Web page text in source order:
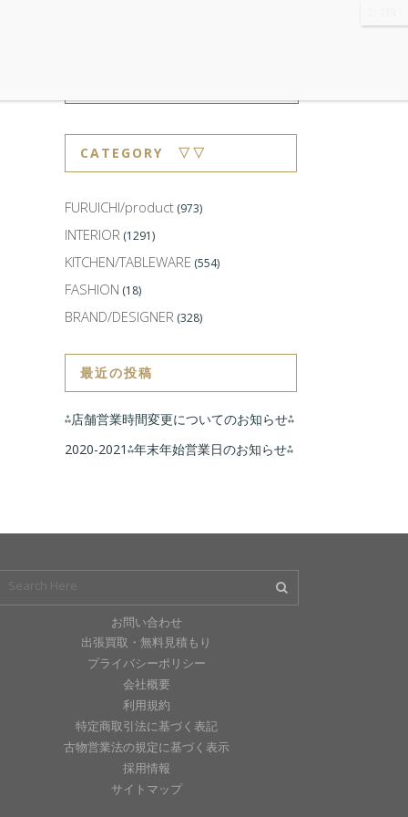
CATEGORY ▽▽
FURUICHI/product (973)
INTERIOR (1291)
KITCHEN/TABLEWARE (554)
FASHION (18)
BRAND/DESIGNER (328)
最近の投稿
⁂店舗営業時間変更についてのお知らせ⁂
2020-2021⁂年末年始営業日のお知らせ⁂
お問い合わせ
出張買取・無料見積もり
プライバシーポリシー
会社概要
利用規約
特定商取引法に基づく表記
古物営業法の規定に基づく表示
採用情報
サイトマップ